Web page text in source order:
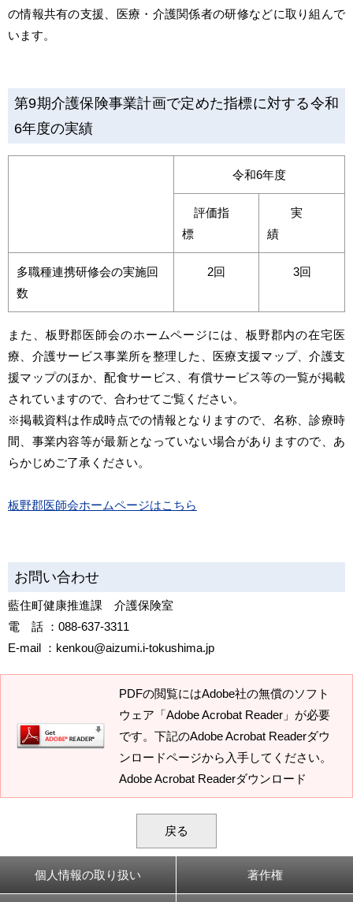
の情報共有の支援、医療・介護関係者の研修などに取り組んで
います。
第9期介護保険事業計画で定めた指標に対する令和
6年度の実績
令和6年度
評価指
標
実
績
多職種連携研修会の実施回
数
2回 3回
また、板野郡医師会のホームページには、板野郡内の在宅医
療、介護サービス事業所を整理した、医療支援マップ、介護支
援マップのほか、配食サービス、有償サービス等の一覧が掲載
されていますので、合わせてご覧ください。
※掲載資料は作成時点での情報となりますので、名称、診療時
間、事業内容等が最新となっていない場合がありますので、あ
らかじめご了承ください。
板野郡医師会ホームページはこちら
お問い合わせ
藍住町健康推進課 介護保険室
電 話 ：088-637-3311
E-mail ：kenkou@aizumi.i-tokushima.jp
PDFの閲覧にはAdobe社の無償のソフト
ウェア「Adobe Acrobat Reader」が必要
です。下記のAdobe Acrobat Readerダウ
ンロードページから入手してください。
Adobe Acrobat Readerダウンロード
戻る
個人情報の取り扱い 著作権